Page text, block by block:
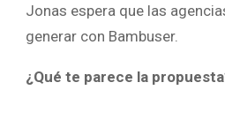
Jonas espera que las
generar con Bambuser.
¿Qué te parece la